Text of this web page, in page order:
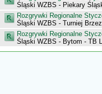
Śląski WZBS - Piekary
Rozgrywki Regionalne
Śląski WZBS - Turniej
Rozgrywki Regionalne
Śląski WZBS - Bytom - TB